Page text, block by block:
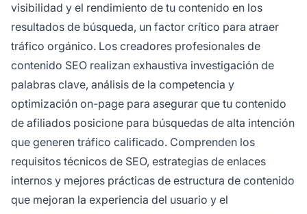
visibilidad y el rendimiento de tu contenido en los
resultados de búsqueda, un factor crítico para atraer
tráfico orgánico. Los creadores profesionales de
contenido SEO realizan exhaustiva investigación de
palabras clave, análisis de la competencia y
optimización on-page para asegurar que tu contenido
de afiliados posicione para búsquedas de alta intención
que generen tráfico calificado. Comprenden los
requisitos técnicos de SEO, estrategias de enlaces
internos y mejores prácticas de estructura de contenido
que mejoran la experiencia del usuario y el